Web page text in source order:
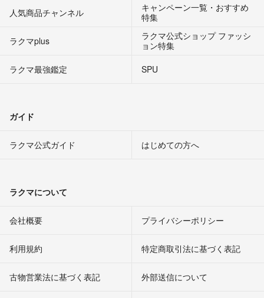
人気商品チャンネル
キャンペーン一覧・おすすめ
特集
ラクマplus
ラクマ公式ショップ ファッシ
ョン特集
ラクマ最強鑑定
SPU
ガイド
ラクマ公式ガイド はじめての方へ
ラクマについて
会社概要 プライバシーポリシー
利用規約 特定商取引法に基づく表記
古物営業法に基づく表記 外部送信について